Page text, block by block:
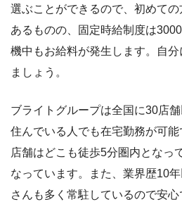
選ぶことができるので、初めて
あるものの、固定時給制度は
機中もお給料が発生します。自
ましょう。
ブライトグループは全国に30店
住んでいる人でも在宅勤務が可
店舗はどこも徒歩5分圏内となっ
なっています。また、業界歴10
さんも多く常駐しているので安心